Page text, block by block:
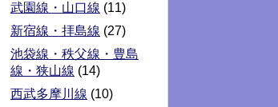
武園線・山口線 (11)
新宿線・拝島線 (27)
池袋線・秩父線・豊島
線・狭山線 (14)
西武多摩川線 (10)